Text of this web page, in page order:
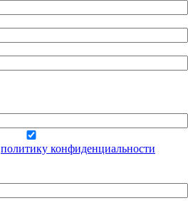
политику конфиденциальности